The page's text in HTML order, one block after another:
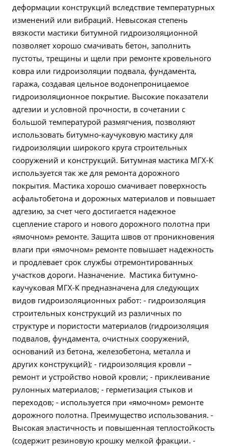
деформации конструкций вследствие температурных
изменений или вибраций. Невысокая степень
вязкости мастики битумной гидроизоляционной
позволяет хорошо смачивать бетон, заполнить
пустоты, трещины и щели при ремонте кровельного
ковра или гидроизоляции подвала, фундамента,
гаража, создавая цельное водонепроницаемое
гидроизоляционное покрытие. Высокие показатели
адгезии и условной прочности, в сочетании с
большой температурой размягчения, позволяют
использовать битумно-каучуковую мастику для
гидроизоляции широкого круга строительных
сооружений и конструкций. Битумная мастика МГХ-К
используется так же для ремонта дорожного
покрытия. Мастика хорошо смачивает поверхность
асфальтобетона и дорожных материалов и повышает
адгезию, за счет чего достигается надежное
сцепление старого и нового дорожного полотна при
«ямочном» ремонте. Защита швов от проникновения
влаги при «ямочном» ремонте повышает надежность
и продлевает срок службы отремонтированных
участков дороги. Назначение. Мастика битумно-
каучуковая МГХ-К предназначена для следующих
видов гидроизоляционных работ: - гидроизоляция
строительных конструкций из различных по
структуре и пористости материалов (гидроизоляция
подвалов, фундамента, очистных сооружений,
оснований из бетона, железобетона, металла и
других конструкций); - гидроизоляция кровли –
ремонт и устройство новой кровли; - приклеивание
рулонных материалов; - герметизация стыков и
переходов; - используется при «ямочном» ремонте
дорожного полотна. Преимущество использования. -
Высокая эластичность и повышенная теплостойкость
(содержит резиновую крошку мелкой фракции. -